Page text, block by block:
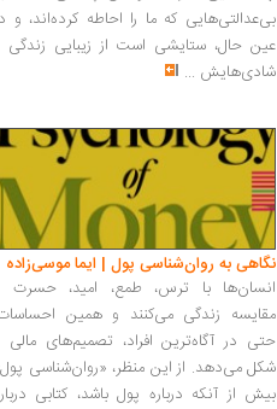
بی‌عدالتی‌هایی که ما را احاطه کرده‌اند، و
عین حال، ستایشی است از زیبایی زندگی
شادی‌هایش ...
نگاهی به روان‌شناسی پول | ایما موسی‌زاده
انسان‌ها با ترس، طمع، امید، حسرت
مقایسه زندگی می‌کنند و همین
حتی در آگاه‌ترین افراد، تصمیم‌های مالی
شکل می‌دهد. از این منظر، «روان‌شناسی
بیش از آنکه درباره پول باشد، کتابی